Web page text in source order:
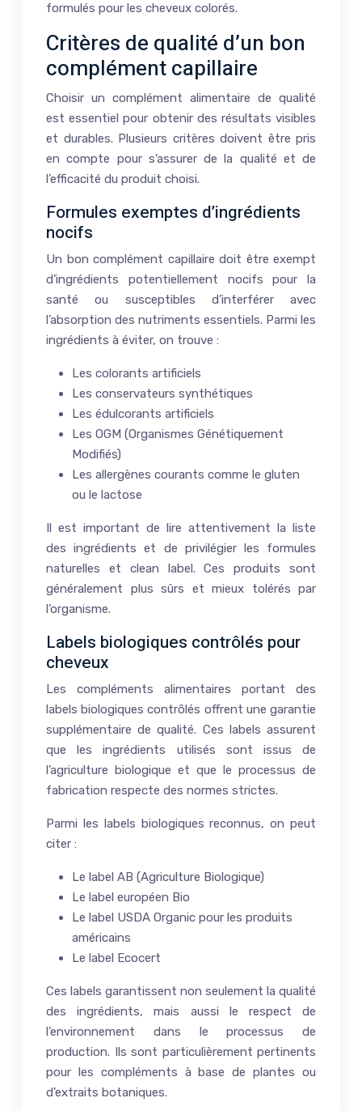
formulés pour les cheveux colorés.
Critères de qualité d’un bon
complément capillaire
Choisir un complément alimentaire de qualité
est essentiel pour obtenir des résultats visibles
et durables. Plusieurs critères doivent être pris
en compte pour s’assurer de la qualité et de
l’efficacité du produit choisi.
Formules exemptes d’ingrédients
nocifs
Un bon complément capillaire doit être exempt
d’ingrédients potentiellement nocifs pour la
santé ou susceptibles d’interférer avec
l’absorption des nutriments essentiels. Parmi les
ingrédients à éviter, on trouve :
Les colorants artificiels
Les conservateurs synthétiques
Les édulcorants artificiels
Les OGM (Organismes Génétiquement
Modifiés)
Les allergènes courants comme le gluten
ou le lactose
Il est important de lire attentivement la liste
des ingrédients et de privilégier les formules
naturelles et clean label. Ces produits sont
généralement plus sûrs et mieux tolérés par
l’organisme.
Labels biologiques contrôlés pour
cheveux
Les compléments alimentaires portant des
labels biologiques contrôlés offrent une garantie
supplémentaire de qualité. Ces labels assurent
que les ingrédients utilisés sont issus de
l’agriculture biologique et que le processus de
fabrication respecte des normes strictes.
Parmi les labels biologiques reconnus, on peut
citer :
Le label AB (Agriculture Biologique)
Le label européen Bio
Le label USDA Organic pour les produits
américains
Le label Ecocert
Ces labels garantissent non seulement la qualité
des ingrédients, mais aussi le respect de
l’environnement dans le processus de
production. Ils sont particulièrement pertinents
pour les compléments à base de plantes ou
d’extraits botaniques.